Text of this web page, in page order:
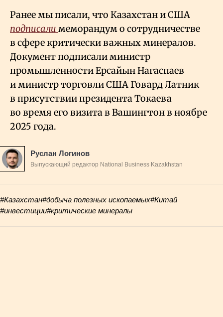
Ранее мы писали, что Казахстан и США
подписали меморандум о сотрудничестве
в сфере критически важных минералов.
Документ подписали министр
промышленности Ерсайын Нагаспаев
и министр торговли США Говард Латник
в присутствии президента Токаева
во время его визита в Вашингтон в ноябре
2025 года.
Руслан Логинов
Выпускающий редактор National Business Kazakhstan
#Казахстан#добыча полезных ископаемых#Китай
#инвестиции#критические минералы